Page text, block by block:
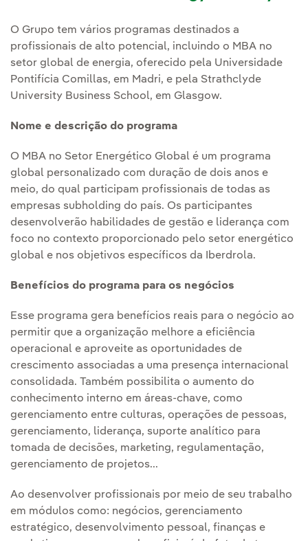
O Grupo tem vários programas destinados a
profissionais de alto potencial, incluindo o MBA no
setor global de energia, oferecido pela Universidade
Pontifícia Comillas, em Madri, e pela Strathclyde
University Business School, em Glasgow.
Nome e descrição do programa
O MBA no Setor Energético Global é um programa
global personalizado com duração de dois anos e
meio, do qual participam profissionais de todas as
empresas subholding do país. Os participantes
desenvolverão habilidades de gestão e liderança com
foco no contexto proporcionado pelo setor energético
global e nos objetivos específicos da Iberdrola.
Benefícios do programa para os negócios
Esse programa gera benefícios reais para o negócio ao
permitir que a organização melhore a eficiência
operacional e aproveite as oportunidades de
crescimento associadas a uma presença internacional
consolidada. Também possibilita o aumento do
conhecimento interno em áreas-chave, como
gerenciamento entre culturas, operações de pessoas,
gerenciamento, liderança, suporte analítico para
tomada de decisões, marketing, regulamentação,
gerenciamento de projetos...
Ao desenvolver profissionais por meio de seu trabalho
em módulos como: negócios, gerenciamento
estratégico, desenvolvimento pessoal, finanças e